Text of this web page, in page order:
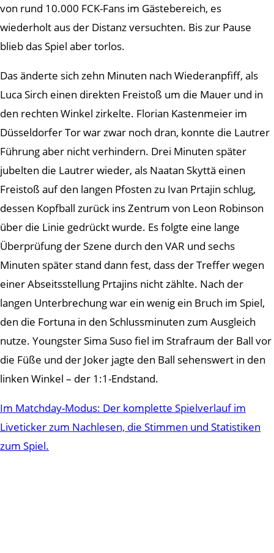
von rund 10.000 FCK-Fans im Gästebereich, es
wiederholt aus der Distanz versuchten. Bis zur Pause
blieb das Spiel aber torlos.
Das änderte sich zehn Minuten nach Wiederanpfiff, als
Luca Sirch einen direkten Freistoß um die Mauer und in
den rechten Winkel zirkelte. Florian Kastenmeier im
Düsseldorfer Tor war zwar noch dran, konnte die Lautrer
Führung aber nicht verhindern. Drei Minuten später
jubelten die Lautrer wieder, als Naatan Skyttä einen
Freistoß auf den langen Pfosten zu Ivan Prtajin schlug,
dessen Kopfball zurück ins Zentrum von Leon Robinson
über die Linie gedrückt wurde. Es folgte eine lange
Überprüfung der Szene durch den VAR und sechs
Minuten später stand dann fest, dass der Treffer wegen
einer Abseitsstellung Prtajins nicht zählte. Nach der
langen Unterbrechung war ein wenig ein Bruch im Spiel,
den die Fortuna in den Schlussminuten zum Ausgleich
nutze. Youngster Sima Suso fiel im Strafraum der Ball vor
die Füße und der Joker jagte den Ball sehenswert in den
linken Winkel – der 1:1-Endstand.
Im Matchday-Modus: Der komplette Spielverlauf im
Liveticker zum Nachlesen, die Stimmen und Statistiken
zum Spiel.